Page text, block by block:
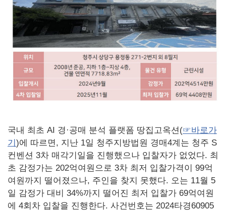
국내 최초 AI 경·공매 분석 플랫폼 땅집고옥션(☞바로가
기)에 따르면, 지난 1일 청주지방법원 경매4계는 청주 S
컨벤션 3차 매각기일을 진행했으나 입찰자가 없었다. 최
초 감정가는 202억여원으로 3차 최저 입찰가격이 99억
여원까지 떨어졌으나, 주인을 찾지 못했다. 오는 11월 5
일 감정가 대비 34%까지 떨어진 최저 입찰가 69억여원
에 4회차 입찰을 진행한다. 사건번호는 2024타경60905